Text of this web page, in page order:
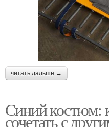
читать дальше →
Синий костюм:
сочетать с